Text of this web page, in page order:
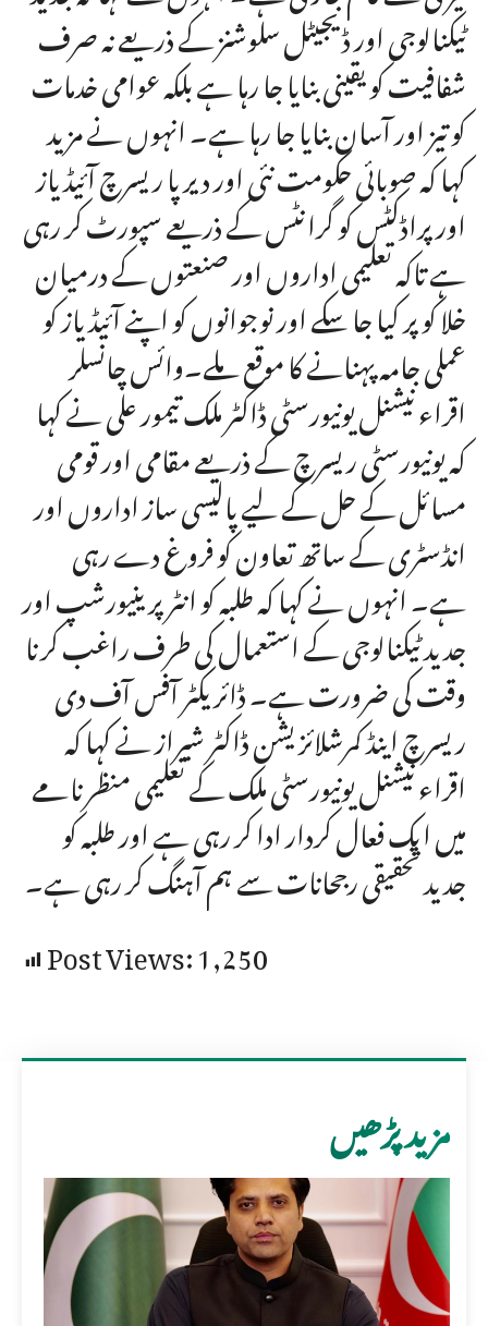
ٹیکنالوجی اور ڈیجیٹل سلوشنز کے ذریعے نہ صرف
شفافیت کو یقینی بنایا جا رہا ہے بلکہ عوامی خدمات
کو تیز اور آسان بنایا جا رہا ہے۔ انہوں نے مزید
کہا کہ صوبائی حکومت نئی اور دیرپا ریسرچ آئیڈیاز
اور پراڈکٹس کو گرانٹس کے ذریعے سپورٹ کر رہی
ہے تاکہ تعلیمی اداروں اور صنعتوں کے درمیان
خلا کو پر کیا جا سکے اور نوجوانوں کو اپنے آئیڈیاز کو
عملی جامہ پہنانے کا موقع ملے۔وائس چانسلر
اقراء نیشنل یونیورسٹی ڈاکٹر ملک تیمور علی نے کہا
کہ یونیورسٹی ریسرچ کے ذریعے مقامی اور قومی
مسائل کے حل کے لیے پالیسی ساز اداروں اور
انڈسٹری کے ساتھ تعاون کو فروغ دے رہی
ہے۔ انہوں نے کہا کہ طلبہ کو انٹرپرینیورشپ اور
جدید ٹیکنالوجی کے استعمال کی طرف راغب کرنا
وقت کی ضرورت ہے۔ ڈائریکٹر آفس آف دی
ریسرچ اینڈ کمرشلائزیشن ڈاکٹر شیراز نے کہا کہ
اقراء نیشنل یونیورسٹی ملک کے تعلیمی منظرنامے
میں ایک فعال کردار ادا کر رہی ہے اور طلبہ کو
جدید تحقیقی رجحانات سے ہم آہنگ کر رہی ہے۔
Post Views:1,250
مزید پڑھیں